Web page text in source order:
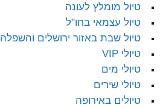
טיול מומלץ לעונה
טיול עצמאי בחו"ל
טיול שבת באזור ירושלים והשפלה
טיולי VIP
טיולי מים
טיולי שירים
טיולים באירופה